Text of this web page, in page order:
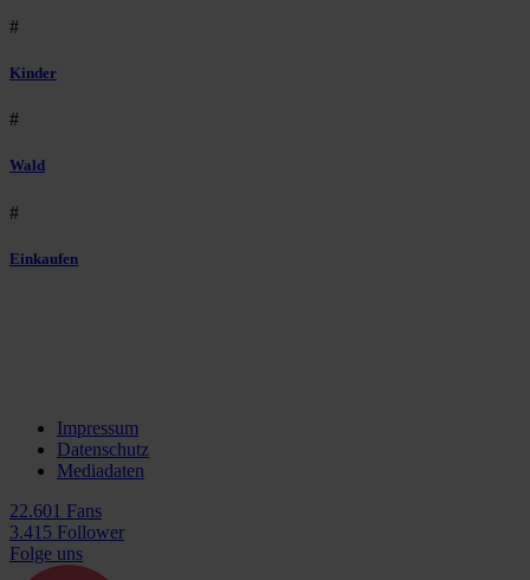
#
Kinder
#
Wald
#
Einkaufen
Impressum
Datenschutz
Mediadaten
22.601 Fans
3.415 Follower
Folge uns